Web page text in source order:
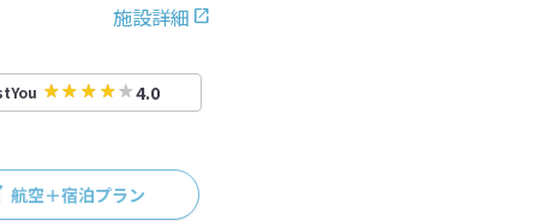
施設詳細
4.0
航空＋宿泊プラン